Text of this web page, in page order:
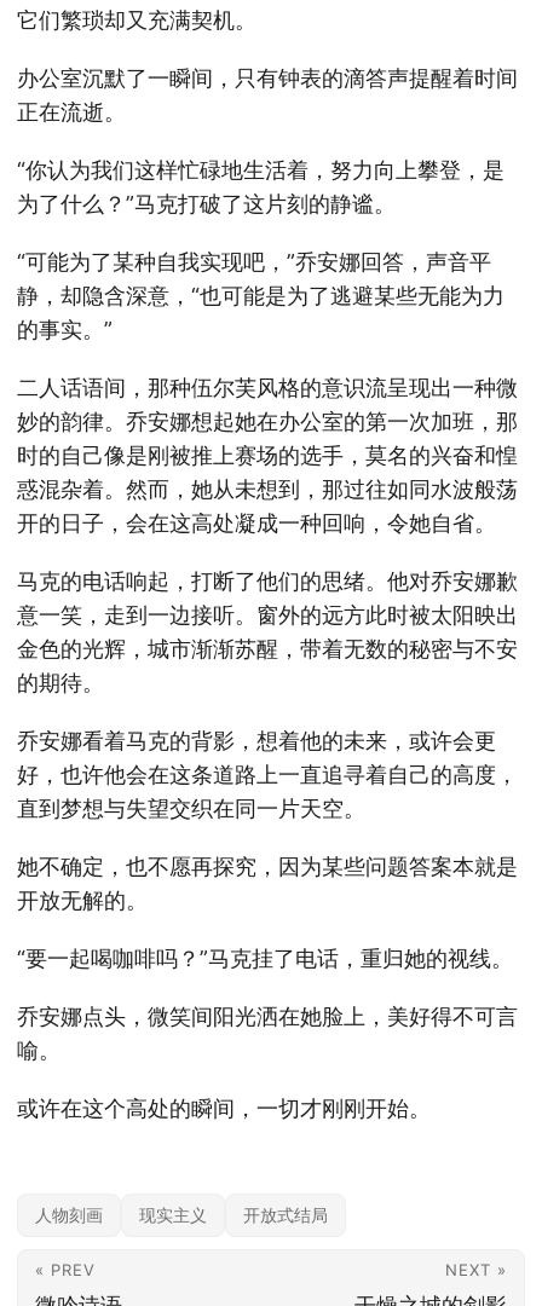
它们繁琐却又充满契机。
办公室沉默了一瞬间，只有钟表的滴答声提醒着时间
正在流逝。
“你认为我们这样忙碌地生活着，努力向上攀登，是
为了什么？”马克打破了这片刻的静谧。
“可能为了某种自我实现吧，”乔安娜回答，声音平
静，却隐含深意，“也可能是为了逃避某些无能为力
的事实。”
二人话语间，那种伍尔芙风格的意识流呈现出一种微
妙的韵律。乔安娜想起她在办公室的第一次加班，那
时的自己像是刚被推上赛场的选手，莫名的兴奋和惶
惑混杂着。然而，她从未想到，那过往如同水波般荡
开的日子，会在这高处凝成一种回响，令她自省。
马克的电话响起，打断了他们的思绪。他对乔安娜歉
意一笑，走到一边接听。窗外的远方此时被太阳映出
金色的光辉，城市渐渐苏醒，带着无数的秘密与不安
的期待。
乔安娜看着马克的背影，想着他的未来，或许会更
好，也许他会在这条道路上一直追寻着自己的高度，
直到梦想与失望交织在同一片天空。
她不确定，也不愿再探究，因为某些问题答案本就是
开放无解的。
“要一起喝咖啡吗？”马克挂了电话，重归她的视线。
乔安娜点头，微笑间阳光洒在她脸上，美好得不可言
喻。
或许在这个高处的瞬间，一切才刚刚开始。
人物刻画 现实主义 开放式结局
« PREV NEXT »